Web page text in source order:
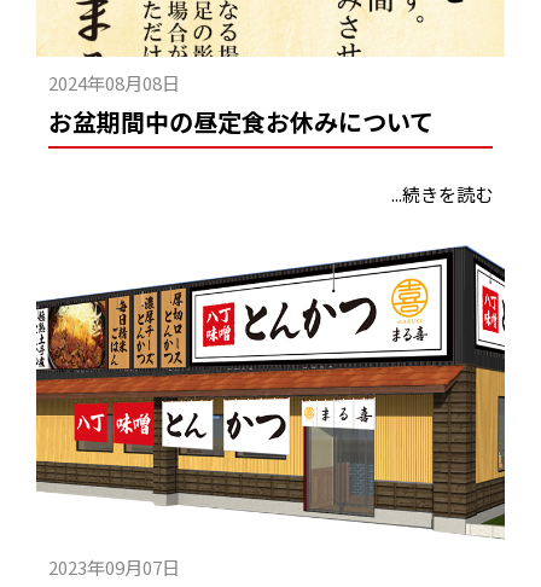
2024年08月08日
お盆期間中の昼定食お休みについて
...続きを読む
2023年09月07日